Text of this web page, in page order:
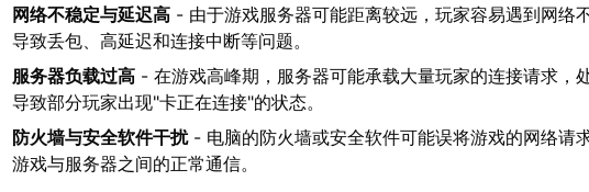
网络不稳定与延迟高 - 由于游戏服务器可能距离较远，玩家容易遇到网络
导致丢包、高延迟和连接中断等问题。
服务器负载过高 - 在游戏高峰期，服务器可能承载大量玩家的连接请求，
导致部分玩家出现"卡正在连接"的状态。
防火墙与安全软件干扰- 电脑的防火墙或安全软件可能误将游戏的网络请
游戏与服务器之间的正常通信。